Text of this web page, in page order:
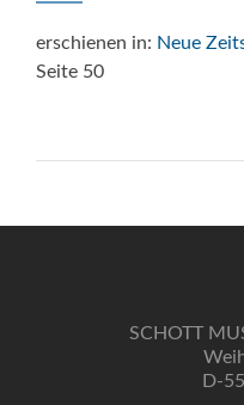
erschienen in: Neue
Seite 50
SCHOTT
D-